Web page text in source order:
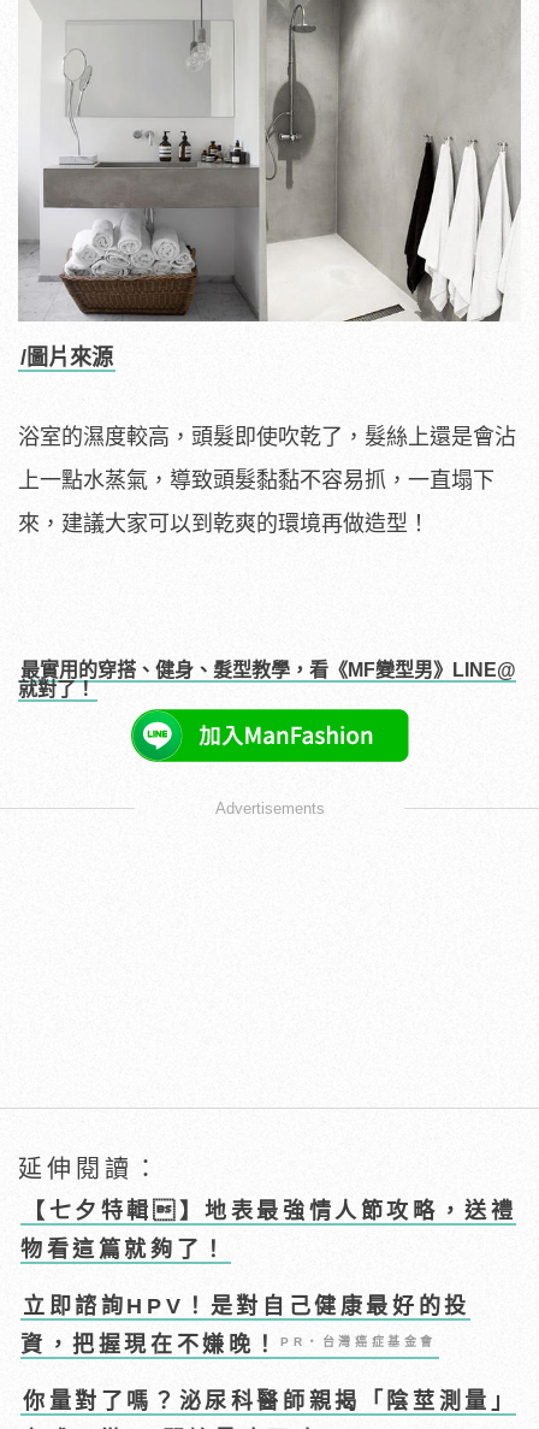
/圖片來源
浴室的濕度較高，頭髮即使吹乾了，髮絲上還是會沾
上一點水蒸氣，導致頭髮黏黏不容易抓，一直塌下
來，建議大家可以到乾爽的環境再做造型！
最實用的穿搭、健身、髮型教學，看《MF變型男》LINE@
就對了！
Advertisements
延伸閱讀：
【七夕特輯】地表最強情人節攻略，送禮
物看這篇就夠了！
立即諮詢HPV！是對自己健康最好的投
資，把握現在不嫌晚！PR・台灣癌症基金會
你量對了嗎？泌尿科醫師親揭「陰莖測量」